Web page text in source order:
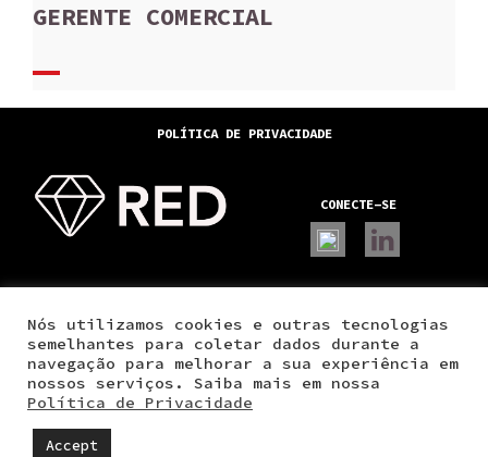
GERENTE COMERCIAL
POLÍTICA DE PRIVACIDADE
CONECTE-SE
A RED
SOLUÇÕES
CONTATO
Nós utilizamos cookies e outras tecnologias
semelhantes para coletar dados durante a
navegação para melhorar a sua experiência em
nossos serviços. Saiba mais em nossa
Política de Privacidade
Accept